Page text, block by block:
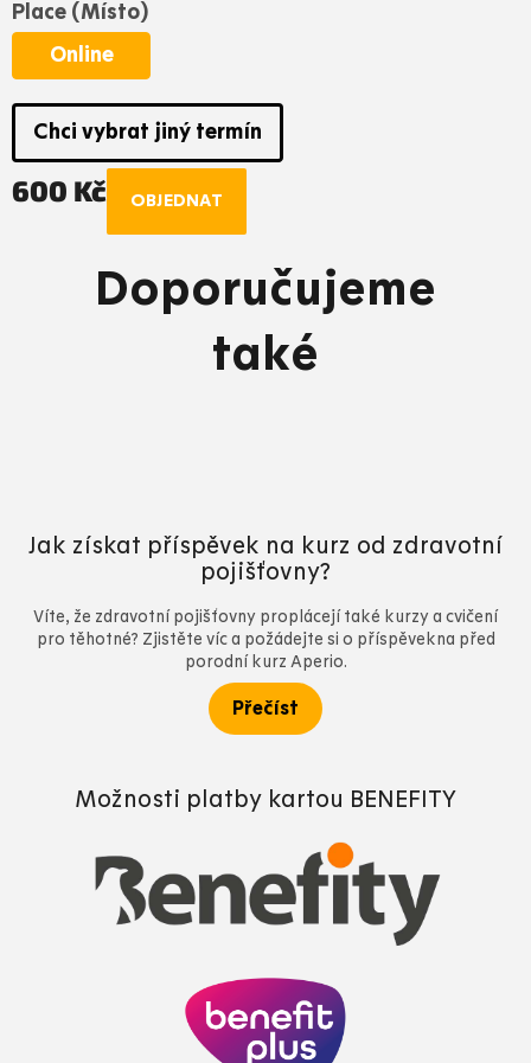
Place (Místo)
Online
Chci vybrat jiný termín
600 Kč OBJEDNAT
Doporučujeme
také
Jak získat příspěvek na kurz od zdravotní
pojišťovny?
Víte, že zdravotní pojišťovny proplácejí také kurzy a cvičení
pro těhotné? Zjistěte víc a požádejte si o příspěvekna před
porodní kurz Aperio.
Přečíst
Možnosti platby kartou BENEFITY